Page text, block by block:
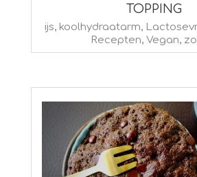
TOPPING
2022-
ijs, koolhydraatarm,
Recepten, Vegan,